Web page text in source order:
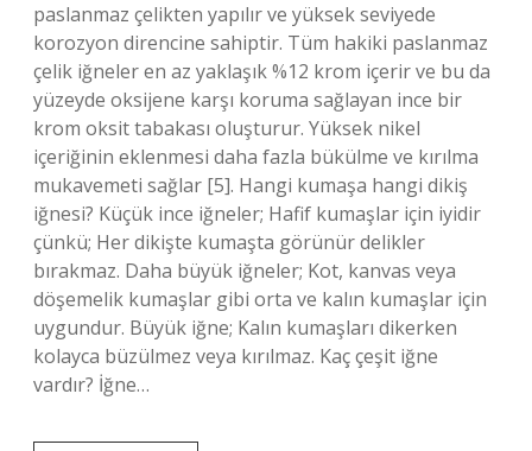
paslanmaz çelikten yapılır ve yüksek seviyede
korozyon direncine sahiptir. Tüm hakiki paslanmaz
çelik iğneler en az yaklaşık %12 krom içerir ve bu da
yüzeyde oksijene karşı koruma sağlayan ince bir
krom oksit tabakası oluşturur. Yüksek nikel
içeriğinin eklenmesi daha fazla bükülme ve kırılma
mukavemeti sağlar [5]. Hangi kumaşa hangi dikiş
iğnesi? Küçük ince iğneler; Hafif kumaşlar için iyidir
çünkü; Her dikişte kumaşta görünür delikler
bırakmaz. Daha büyük iğneler; Kot, kanvas veya
döşemelik kumaşlar gibi orta ve kalın kumaşlar için
uygundur. Büyük iğne; Kalın kumaşları dikerken
kolayca büzülmez veya kırılmaz. Kaç çeşit iğne
vardır? İğne…